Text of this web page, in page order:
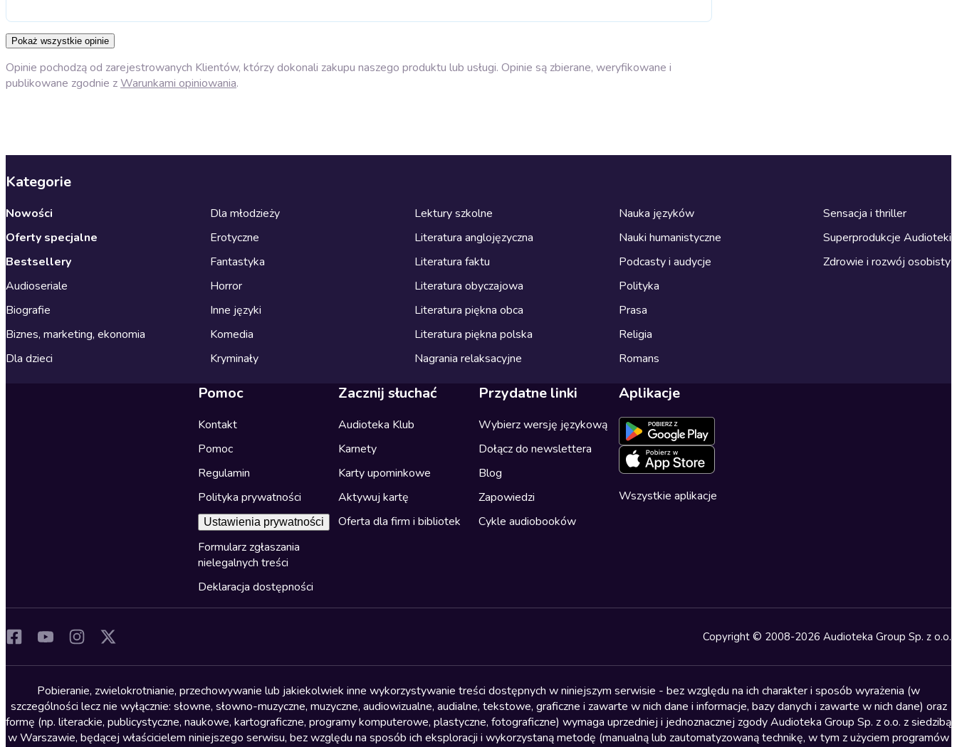
Pokaż wszystkie opinie
Opinie pochodzą od zarejestrowanych Klientów, którzy dokonali zakupu naszego produktu lub usługi. Opinie są zbierane, weryfikowane i
publikowane zgodnie zWarunkami opiniowania.
Kategorie
Nowości
Oferty specjalne
Bestsellery
Audioseriale
Biografie
Biznes, marketing, ekonomia
Dla dzieci
Dla młodzieży
Erotyczne
Fantastyka
Horror
Inne języki
Komedia
Kryminały
Lektury szkolne
Literatura anglojęzyczna
Literatura faktu
Literatura obyczajowa
Literatura piękna obca
Literatura piękna polska
Nagrania relaksacyjne
Nauka języków
Nauki humanistyczne
Podcasty i audycje
Polityka
Prasa
Religia
Romans
Sensacja i thriller
Superprodukcje Audioteki
Zdrowie i rozwój osobisty
Pomoc
Kontakt
Pomoc
Regulamin
Polityka prywatności
Ustawienia prywatności
Formularz zgłaszania
nielegalnych treści
Deklaracja dostępności
Zacznij słuchać
Audioteka Klub
Karnety
Karty upominkowe
Aktywuj kartę
Oferta dla firm i bibliotek
Przydatne linki
Wybierz wersję językową
Dołącz do newslettera
Blog
Zapowiedzi
Cykle audiobooków
Aplikacje
Wszystkie aplikacje
Copyright © 2008-2026 Audioteka Group Sp. z o.o.
Pobieranie, zwielokrotnianie, przechowywanie lub jakiekolwiek inne wykorzystywanie treści dostępnych w niniejszym serwisie - bez względu na ich charakter i sposób wyrażenia (w
szczególności lecz nie wyłącznie: słowne, słowno-muzyczne, muzyczne, audiowizualne, audialne, tekstowe, graficzne i zawarte w nich dane i informacje, bazy danych i zawarte w nich dane) oraz
formę (np. literackie, publicystyczne, naukowe, kartograficzne, programy komputerowe, plastyczne, fotograficzne) wymaga uprzedniej i jednoznacznej zgody Audioteka Group Sp. z o.o. z siedzibą
w Warszawie, będącej właścicielem niniejszego serwisu, bez względu na sposób ich eksploracji i wykorzystaną metodę (manualną lub zautomatyzowaną technikę, w tym z użyciem programów